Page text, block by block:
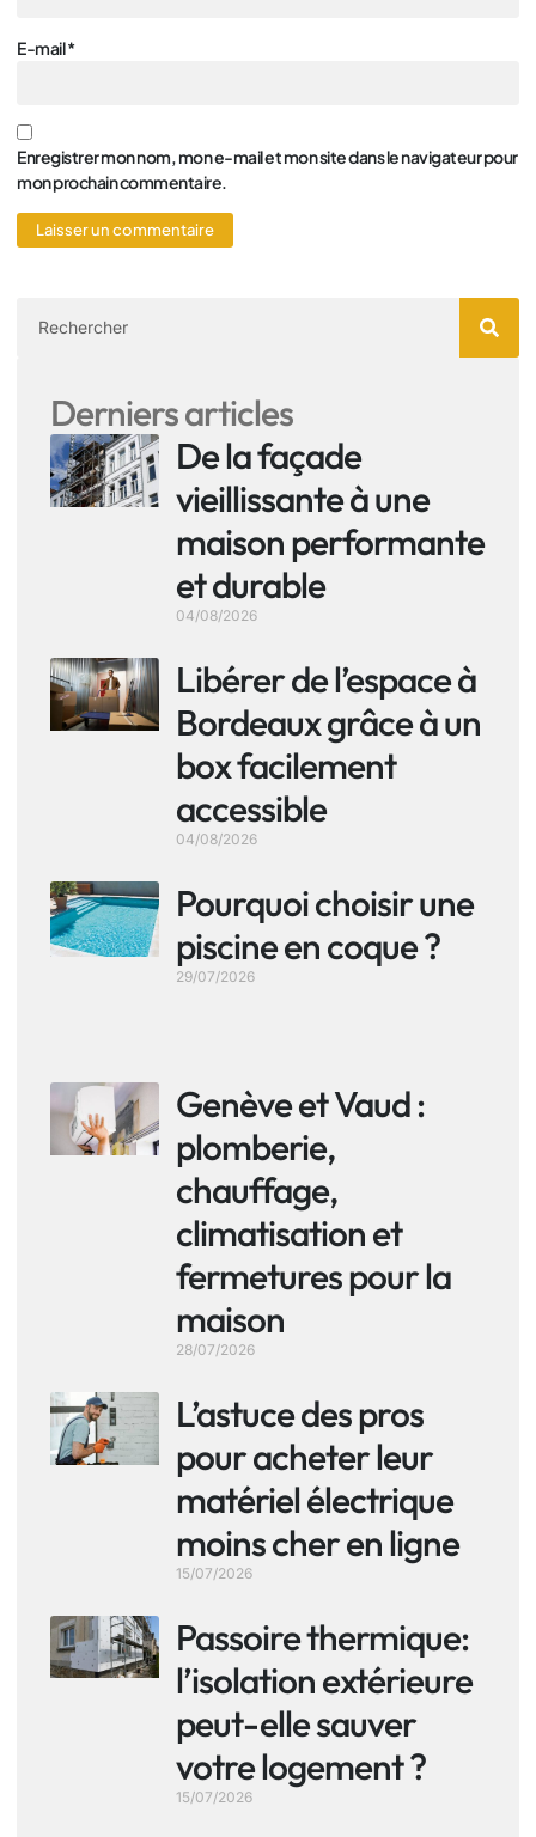
E-mail*
Enregistrer mon nom, mon e-mail et mon site dans le navigateur pour
mon prochain commentaire.
Derniers articles
De la façade
vieillissante à une
maison performante
et durable
04/08/2026
Libérer de l’espace à
Bordeaux grâce à un
box facilement
accessible
04/08/2026
Pourquoi choisir une
piscine en coque ?
29/07/2026
Genève et Vaud :
plomberie,
chauffage,
climatisation et
fermetures pour la
maison
28/07/2026
L’astuce des pros
pour acheter leur
matériel électrique
moins cher en ligne
15/07/2026
Passoire thermique:
l’isolation extérieure
peut-elle sauver
votre logement ?
15/07/2026